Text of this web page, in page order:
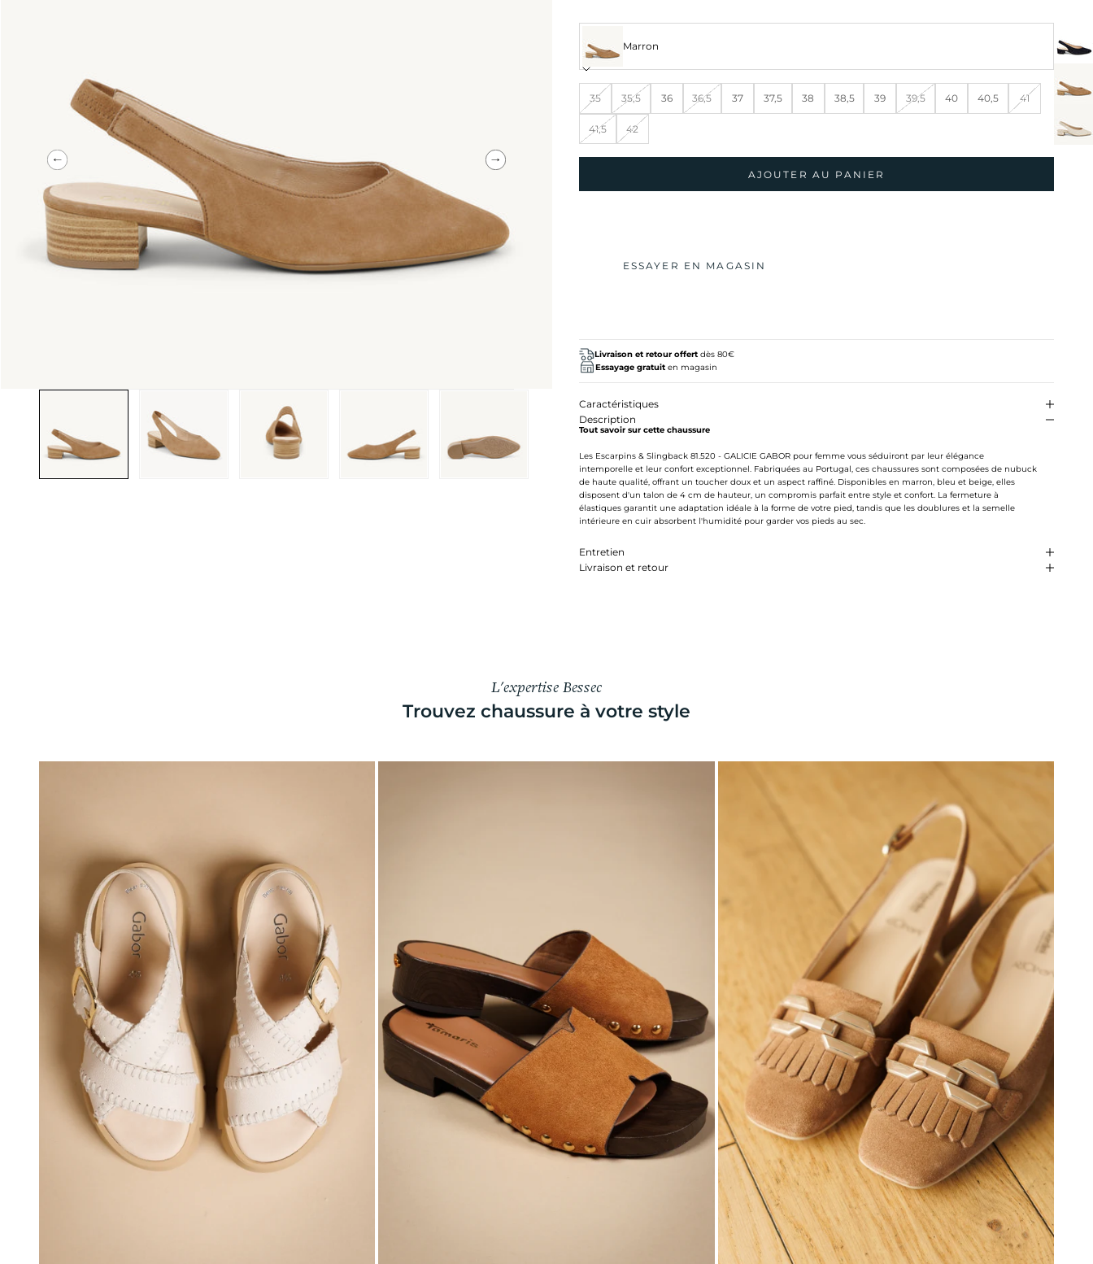
Précédent Suivant
Marron
35 35,5 36 36,5 37 37,5 38 38,5 39 39,5 40 40,5 41
41,5 42
AJOUTER AU PANIER
ESSAYER EN MAGASIN
Livraison et retour offert dès 80€
Essayage gratuit en magasin
Caractéristiques
Description
Tout savoir sur cette chaussure
Les Escarpins & Slingback 81.520 - GALICIE GABOR pour femme vous séduiront par leur élégance
intemporelle et leur confort exceptionnel. Fabriquées au Portugal, ces chaussures sont composées de nubuck
de haute qualité, offrant un toucher doux et un aspect raffiné. Disponibles en marron, bleu et beige, elles
disposent d'un talon de 4 cm de hauteur, un compromis parfait entre style et confort. La fermeture à
élastiques garantit une adaptation idéale à la forme de votre pied, tandis que les doublures et la semelle
intérieure en cuir absorbent l'humidité pour garder vos pieds au sec.
Entretien
Livraison et retour
L'expertise Bessec
Trouvez chaussure à votre style